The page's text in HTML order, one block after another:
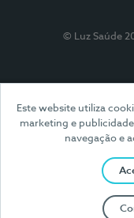
Este website utiliza
marketing e
navegação e
© Luz Saúde